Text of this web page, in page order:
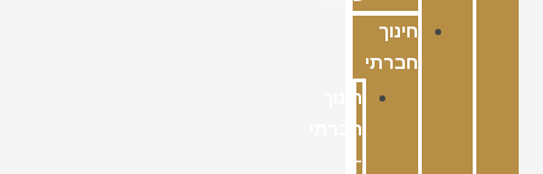
חינוך
חברתי
חינוך
חברתי
–